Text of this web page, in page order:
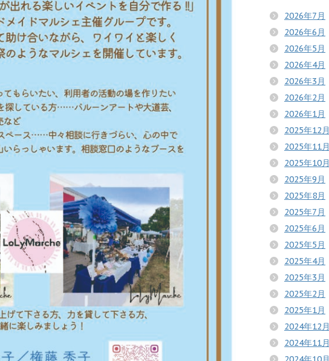
2026年7月
2026年6月
2026年5月
2026年4月
2026年3月
2026年2月
2026年1月
2025年12月
2025年11月
2025年10月
2025年9月
2025年8月
2025年7月
2025年6月
2025年5月
2025年4月
2025年3月
2025年2月
2025年1月
2024年12月
2024年11月